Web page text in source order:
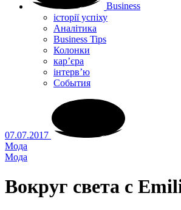
Business
історії успіху
Аналітика
Business Tips
Колонки
кар’єра
інтерв’ю
Cобытия
07.07.2017
Мода
Мода
Вокруг света с